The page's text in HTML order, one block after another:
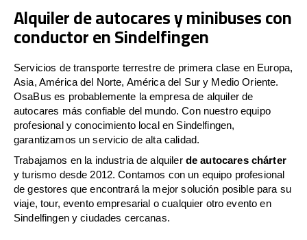
Alquiler de autocares y minibuses con
conductor en Sindelfingen
Servicios de transporte terrestre de primera clase en Europa,
Asia, América del Norte, América del Sur y Medio Oriente.
OsaBus es probablemente la empresa de alquiler de
autocares más confiable del mundo. Con nuestro equipo
profesional y conocimiento local en Sindelfingen,
garantizamos un servicio de alta calidad.
Trabajamos en la industria de alquiler de autocares chárter
y turismo desde 2012. Contamos con un equipo profesional
de gestores que encontrará la mejor solución posible para su
viaje, tour, evento empresarial o cualquier otro evento en
Sindelfingen y ciudades cercanas.